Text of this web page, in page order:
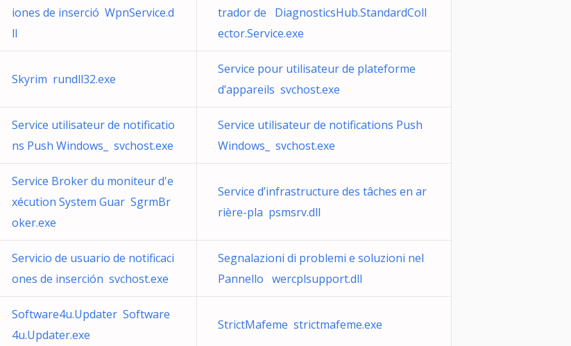
iones de inserció WpnService.d
ll
trador de DiagnosticsHub.StandardColl
ector.Service.exe
Skyrim rundll32.exe
Service pour utilisateur de plateforme
d’appareils svchost.exe
Service utilisateur de notificatio
ns Push Windows_ svchost.exe
Service utilisateur de notifications Push
Windows_ svchost.exe
Service Broker du moniteur d'e
xécution System Guar SgrmBr
oker.exe
Service d’infrastructure des tâches en ar
rière-pla psmsrv.dll
Servicio de usuario de notificaci
ones de inserción svchost.exe
Segnalazioni di problemi e soluzioni nel
Pannello wercplsupport.dll
Software4u.Updater Software
4u.Updater.exe
StrictMafeme strictmafeme.exe